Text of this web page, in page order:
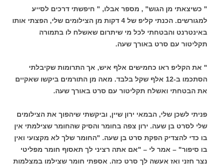
" כשיצאתי מן הגוש" , מספר אבלו, " חיפשתי דרכים לסייע
למגורשים. הכנתי קליפ של 4 דקות מן הצילומים שלי, הפצתי אותו
באינטרנט והבטחתי לכל מי שיתרום שאשלח לו בתמורה
תקליטור עם סרט באורך שעה.
" את הקליפ ראו כחמישים אלף איש, אך התרומות שקיבלתי
הסתכמו ב-12 אלף שקל בלבד. מאה מן התורמים ביקשו שאקיים
את הבטחתי ואשלח תקליטור עם סרט באורך שעה.
פניתי לשכן שלי, הבמאי ירון שיין, וביקשתי שיהפוך את הצילומים
שלי לסרט בן שעה. ירון צפה בחומר והסיק שהחומר שצילמתי אין
בו כדי להצדיק הפקת סרט בן שעה. "החומר שלך לא מקצועי ואין
בו סיפור" – אמר לי – "אם אתה רציני לך תאסוף חומר מפליטי
נצר חזני ואז אעשה לך סרט כזה. אספתי חומר שצילמו במצלמות